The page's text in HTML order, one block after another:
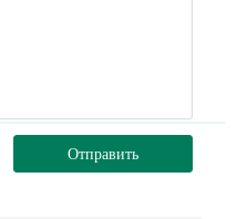
Отправить